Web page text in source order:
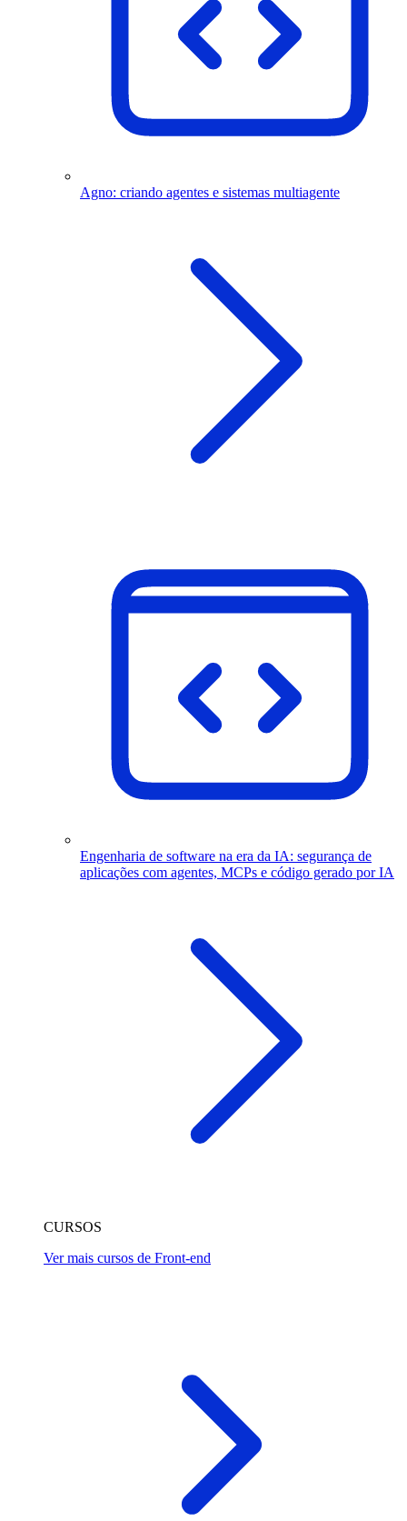
Agno: criando agentes e sistemas multiagente
Engenharia de software na era da IA: segurança de
aplicações com agentes, MCPs e código gerado por IA
CURSOS
Ver mais cursos de Front-end